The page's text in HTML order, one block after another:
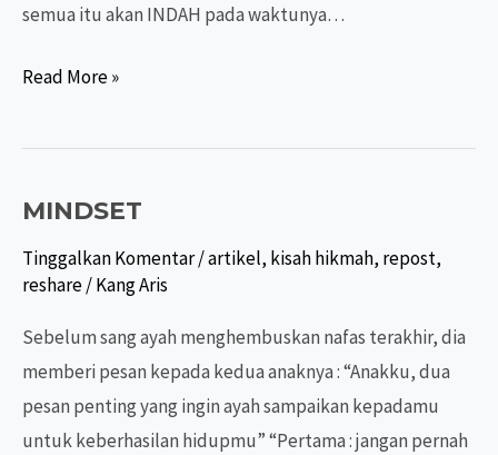
semua itu akan INDAH pada waktunya…
Hidup
Bicara
Titipan
Read More »
MINDSET
Tinggalkan Komentar/artikel, kisah hikmah, repost,
reshare/Kang Aris
Sebelum sang ayah menghembuskan nafas terakhir, dia
memberi pesan kepada kedua anaknya : “Anakku, dua
pesan penting yang ingin ayah sampaikan kepadamu
untuk keberhasilan hidupmu” “Pertama : jangan pernah